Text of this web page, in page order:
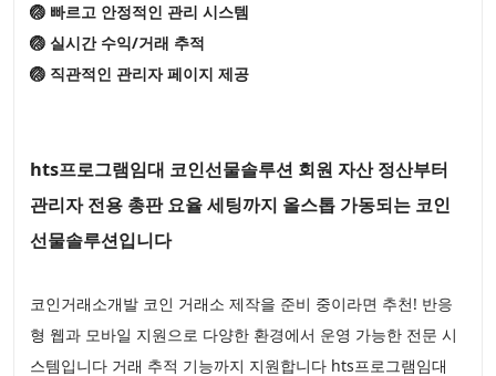
🏐 빠르고 안정적인 관리 시스템
🏐 실시간 수익/거래 추적
🏐 직관적인 관리자 페이지 제공
hts프로그램임대 코인선물솔루션 회원 자산 정산부터
관리자 전용 총판 요율 세팅까지 올스톱 가동되는 코인
선물솔루션입니다
코인거래소개발 코인 거래소 제작을 준비 중이라면 추천! 반응
형 웹과 모바일 지원으로 다양한 환경에서 운영 가능한 전문 시
스템입니다 거래 추적 기능까지 지원합니다 hts프로그램임대